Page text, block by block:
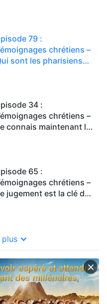
79 :
chrétiens –
sont les pharisiens
34 :
chrétiens –
connais maintenant le
65 :
chrétiens –
jugement est la clé du